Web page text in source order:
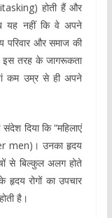
होती हैं और
यह नहीं कि वे अपने
परिवार और समाज की
इस तरह के जागरूकता
कम उम्र से ही अपने
दिया कि “महिलाएं
men)। उनका हृदय
से बिल्कुल अलग होते
हृदय रोगों का उपचार
है।